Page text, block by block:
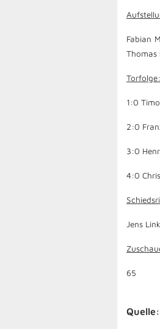
Fabian
Thomas
Torfolge:
1:0
2:0
3:0
4:0
Jens
65
Quelle: